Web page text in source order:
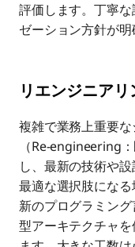
評価します。丁寧
ゼーション方針が明
リエンジニアリ
複雑で業務上重要
（Re-engineering
し、最新の技術や
最適な選択肢にな
新のプログラミン
型アーキテクチャ